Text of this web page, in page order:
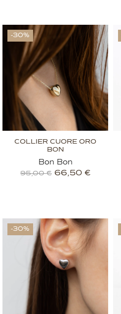
-30%
COLLIER CUORE ORO
BON
Bon Bon
95,00€ 66,50 €
-30%